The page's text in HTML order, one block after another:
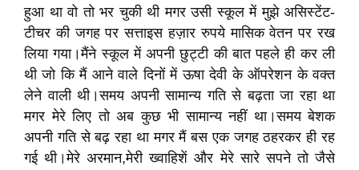
हुआ था वो तो भर चुकी थी मगर उसी स्कूल में मुझे असिस्टेंट-
टीचर की जगह पर सत्ताइस हज़ार रुपये मासिक वेतन पर रख
लिया गया।मैंने स्कूल में अपनी छुट्टी की बात पहले ही कर ली
थी जो कि मैं आने वाले दिनों में ऊषा देवी के ऑपरेशन के वक्त
लेने वाली थी।समय अपनी सामान्य गति से बढ़ता जा रहा था
मगर मेरे लिए तो अब कुछ भी सामान्य नहीं था।समय बेशक
अपनी गति से बढ़ रहा था मगर मैं बस एक जगह ठहरकर ही रह
गई थी।मेरे अरमान,मेरी ख्वाहिशें और मेरे सारे सपने तो जैसे